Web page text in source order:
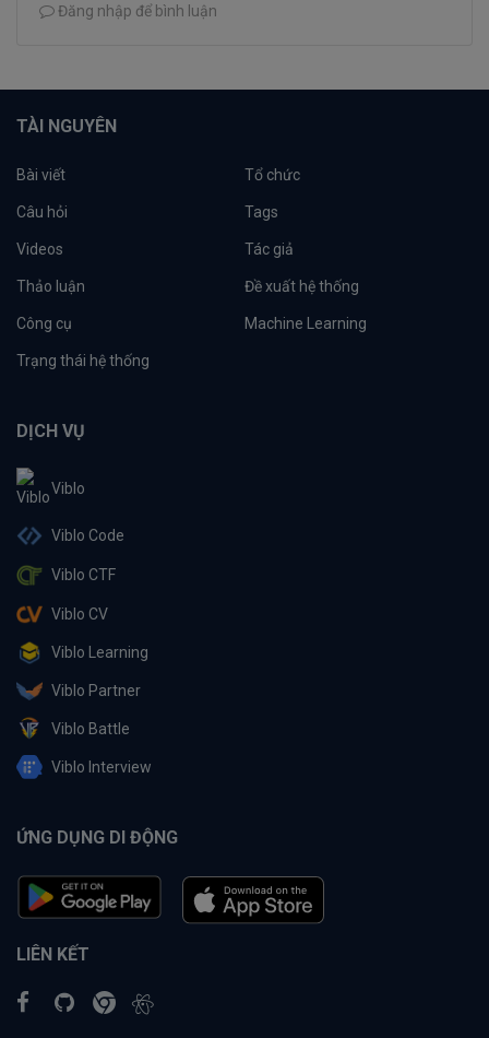
Đăng nhập để bình luận
TÀI NGUYÊN
Bài viết Tổ chức
Câu hỏi Tags
Videos Tác giả
Thảo luận Đề xuất hệ thống
Công cụ Machine Learning
Trạng thái hệ thống
DỊCH VỤ
Viblo
Viblo Code
Viblo CTF
Viblo CV
Viblo Learning
Viblo Partner
Viblo Battle
Viblo Interview
ỨNG DỤNG DI ĐỘNG
LIÊN KẾT